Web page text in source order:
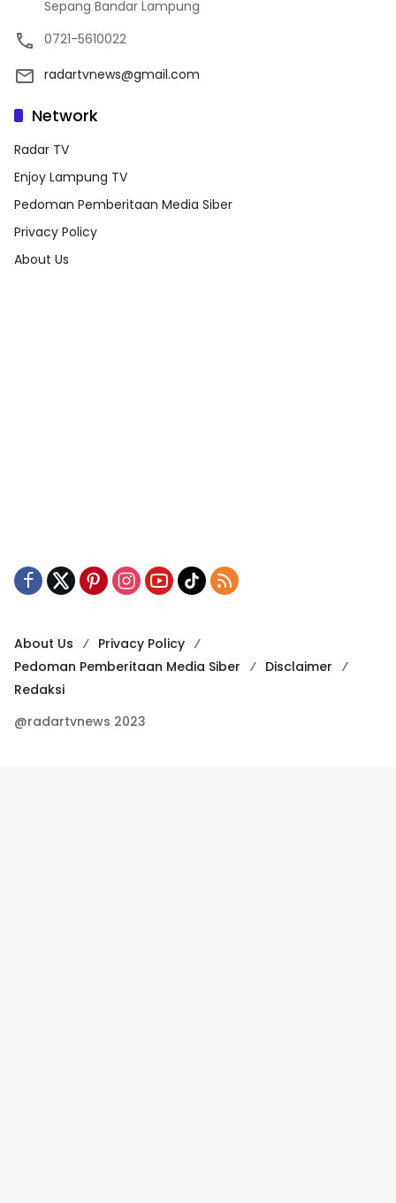
Sepang Bandar Lampung
0721-5610022
radartvnews@gmail.com
Network
Radar TV
Enjoy Lampung TV
Pedoman Pemberitaan Media Siber
Privacy Policy
About Us
About Us
Privacy Policy
Pedoman Pemberitaan Media Siber
Disclaimer
Redaksi
@radartvnews 2023